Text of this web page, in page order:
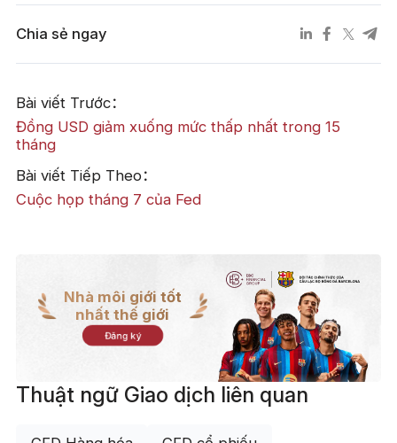
Chia sẻ ngay
Bài viết Trước：
Đồng USD giảm xuống mức thấp nhất trong 15
tháng
Bài viết Tiếp Theo：
Cuộc họp tháng 7 của Fed
Nhà môi giới tốt
nhất thế giới
Đăng ký
Thuật ngữ Giao dịch liên quan